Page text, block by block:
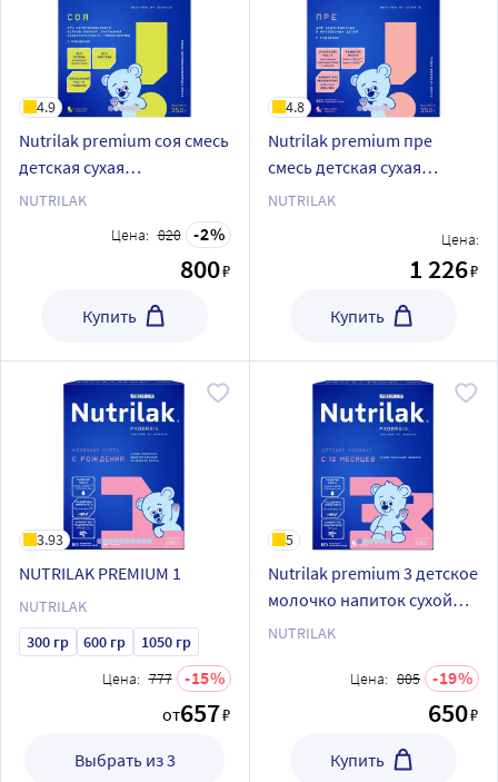
4.9
Nutrilak premium соя смесь
детская сухая
специализированная с
NUTRILAK
Цена: 820 2
800₽
Купить
4.8
Nutrilak premium пре
смесь детская сухая
молочная для
маловесных детей 350 гр
NUTRILAK
Цена:
1 226₽
Купить
3.93
NUTRILAK PREMIUM 1
NUTRILAK
300 гр
600 гр
1050 гр
Цена: 777
15
от657₽
Выбрать из 3
5
Nutrilak premium 3 детское
молочко напиток сухой
молочный с 12 мес 600г
NUTRILAK
Цена: 805 19
650₽
Купить